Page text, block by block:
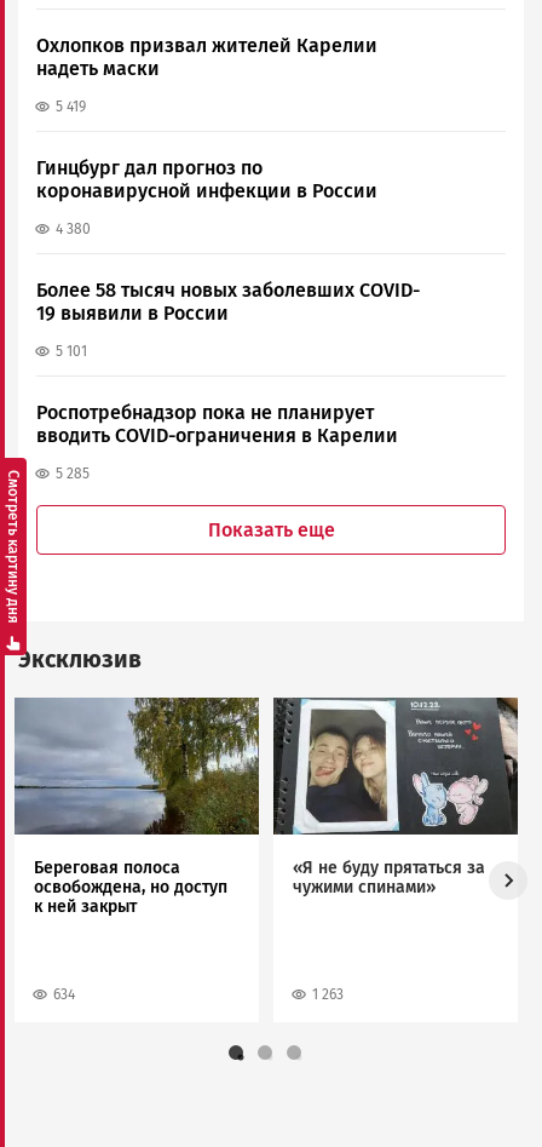
Смотреть картину дня
Охлопков призвал жителей Карелии
надеть маски
5 419
Гинцбург дал прогноз по
коронавирусной инфекции в России
4 380
Более 58 тысяч новых заболевших COVID-
19 выявили в России
5 101
Роспотребнадзор пока не планирует
вводить COVID-ограничения в Карелии
5 285
Показать еще
Эксклюзив
Береговая полоса
освобождена, но доступ
к ней закрыт
634
Image
«Я не буду прятаться за
чужими спинами»
1 263